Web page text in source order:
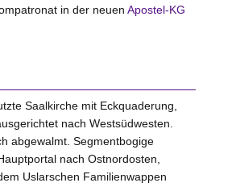
in der neuen Apostel-KG
Saalkirche mit Eckquaderung,
nach Westsüdwesten.
abgewalmt. Segmentbogige
nach Ostnordosten,
Uslarschen Familienwappen